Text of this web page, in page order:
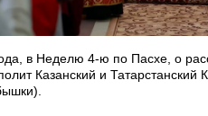
в Неделю 4-ю по Пасхе, о
Казанский и